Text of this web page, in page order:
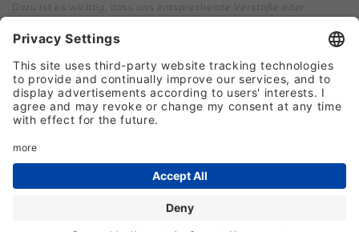
Dazu ist es wichtig, dass uns entsprechende Verstöße oder
Für die Abgabe von Hinweisen setzen wir ein Hinweisgebersystem
ein. Dieses System bietet unseren Mitarbeitenden, Kunden,
Dienstleistern und anderen Partnern oder Personen mit Bezug zu
diondo GmbH die Möglichkeit, über eine gesicherte Onlineplattform
Verstöße zu melden. Eingehende Meldungen werden ernsthaft
geprüft und entsprechend behandelt.
Hinweisgebenden Personen, die in gutem Glauben handeln und
Fehlverhalten beizutragen, gewährleisten wir den größtmöglichen
Schutz und Vertraulichkeit nach dem Gesetz. Hinweise können auch
anonym abgegeben werden. Für alle betroffenen Personen gilt